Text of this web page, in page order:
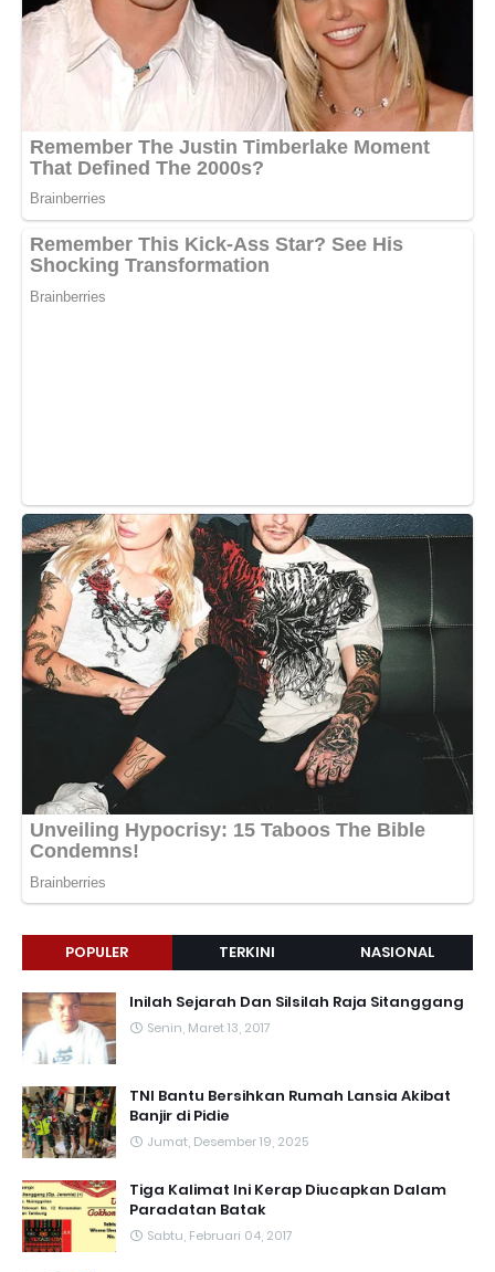
POPULER TERKINI NASIONAL
Inilah Sejarah Dan Silsilah Raja Sitanggang
Senin, Maret 13, 2017
TNI Bantu Bersihkan Rumah Lansia Akibat
Banjir di Pidie
Jumat, Desember 19, 2025
Tiga Kalimat Ini Kerap Diucapkan Dalam
Paradatan Batak
Sabtu, Februari 04, 2017